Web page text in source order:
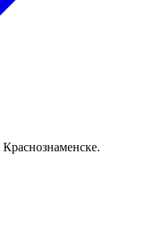
Краснознаменске.